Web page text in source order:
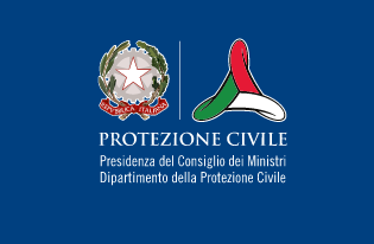
Dipartimento della